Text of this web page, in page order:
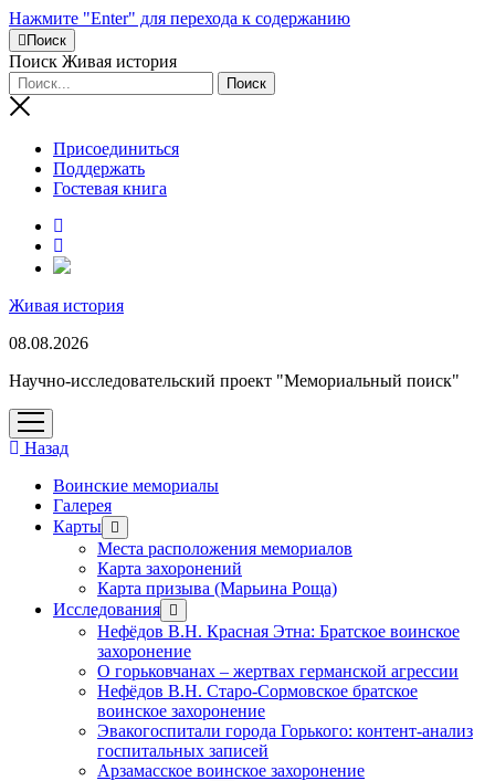
Нажмите "Enter" для перехода к содержанию
Поиск
Поиск Живая история
Присоединиться
Поддержать
Гостевая книга
RuTube
Живая история
08.08.2026
Научно-исследовательский проект "Мемориальный поиск"
открыть
меню
Назад
Воинские мемориалы
Галерея
Карты открыть
меню
Места расположения мемориалов
Карта захоронений
Карта призыва (Марьина Роща)
Исследования открыть
меню
Нефёдов В.Н. Красная Этна: Братское воинское
захоронение
О горьковчанах – жертвах германской агрессии
Нефёдов В.Н. Старо-Сормовское братское
воинское захоронение
Эвакогоспитали города Горького: контент-анализ
госпитальных записей
Арзамасское воинское захоронение